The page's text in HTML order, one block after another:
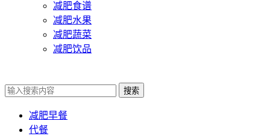
减肥食谱
减肥水果
减肥蔬菜
减肥饮品
搜索
减肥早餐
代餐